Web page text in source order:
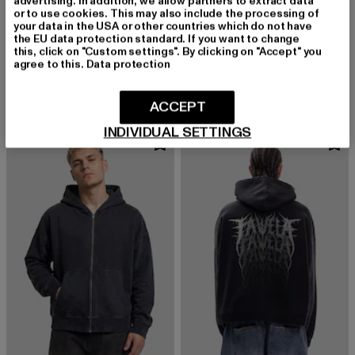
FAVELA
Grunge Tribal
FAVELA
JUPITER WEST
or to use cookies. This may also include the processing of
your data in the USA or other countries which do not have
the EU data protection standard. If you want to change
this, click on "Custom settings". By clicking on "Accept" you
agree to this. Data protection
INDIVIDUAL SETTINGS
ACCEPT